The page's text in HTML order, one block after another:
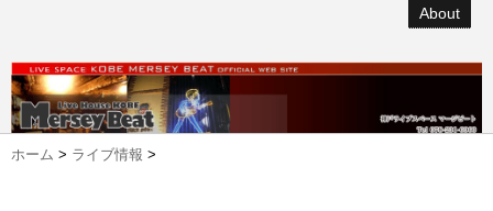
About
ホーム > ライブ情報 >